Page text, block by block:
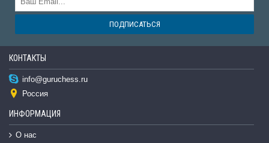
ПОДПИСАТЬСЯ
КОНТАКТЫ
info@guruchess.ru
Россия
ИНФОРМАЦИЯ
О нас